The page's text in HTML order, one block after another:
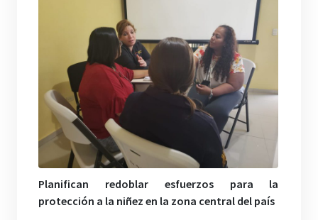
Planifican redoblar esfuerzos para la
protección a la niñez en la zona central del país